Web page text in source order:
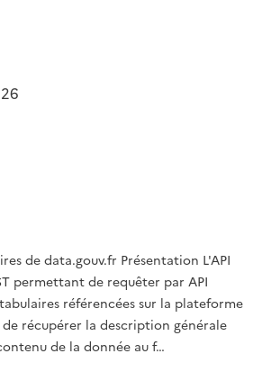
de data.gouv.fr Présentation L'API
permettant de requêter par API
référencées sur la plateforme
récupérer la description générale
de la donnée au f…